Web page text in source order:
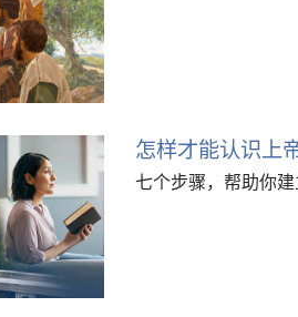
怎样才能认识上
七个步骤，帮助你